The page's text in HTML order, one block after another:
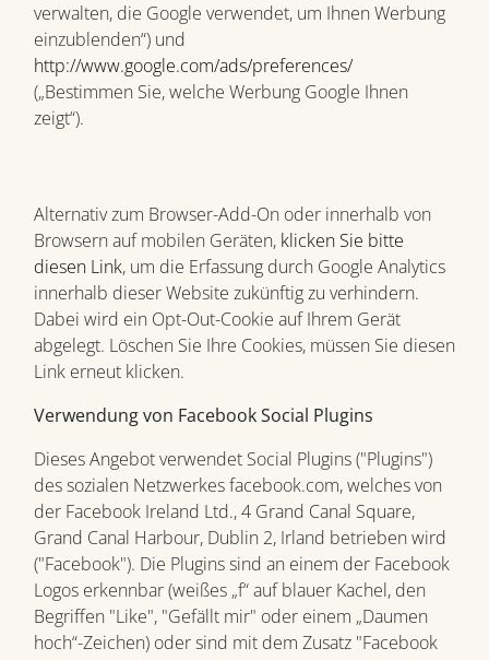
verwalten, die Google verwendet, um Ihnen Werbung
einzublenden“) und
http://www.google.com/ads/preferences/
(„Bestimmen Sie, welche Werbung Google Ihnen
zeigt“).
Alternativ zum Browser-Add-On oder innerhalb von
Browsern auf mobilen Geräten, klicken Sie bitte
diesen Link, um die Erfassung durch Google Analytics
innerhalb dieser Website zukünftig zu verhindern.
Dabei wird ein Opt-Out-Cookie auf Ihrem Gerät
abgelegt. Löschen Sie Ihre Cookies, müssen Sie diesen
Link erneut klicken.
Verwendung von Facebook Social Plugins
Dieses Angebot verwendet Social Plugins ("Plugins")
des sozialen Netzwerkes facebook.com, welches von
der Facebook Ireland Ltd., 4 Grand Canal Square,
Grand Canal Harbour, Dublin 2, Irland betrieben wird
("Facebook"). Die Plugins sind an einem der Facebook
Logos erkennbar (weißes „f“ auf blauer Kachel, den
Begriffen "Like", "Gefällt mir" oder einem „Daumen
hoch“-Zeichen) oder sind mit dem Zusatz "Facebook